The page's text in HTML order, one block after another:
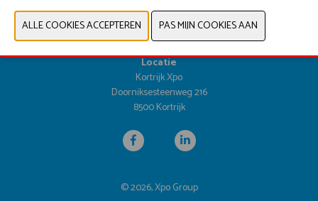
Woensdag 26 april 2028 | 9u30 - 17u00
Donderdag 27 april 2028 | 9u30 - 16u00
Locatie
Kortrijk Xpo
Doorniksesteenweg 216
8500 Kortrijk
© 2026, Xpo Group